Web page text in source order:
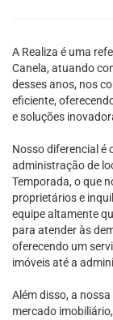
A Realiza é uma
Canela, atuando
desses anos, nos
eficiente,
e soluções
Nosso diferencial é
administração de
Temporada, o que
proprietários e
equipe altamente
para atender às
oferecendo um
imóveis até a
Além disso, a
mercado